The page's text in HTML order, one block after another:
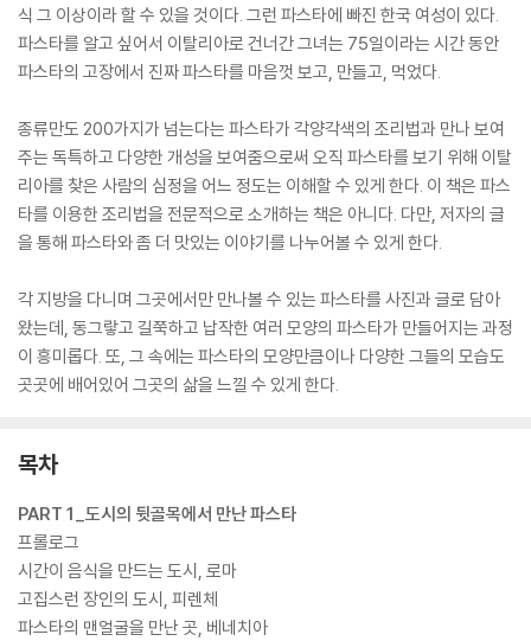
식 그 이상이라 할 수 있을 것이다. 그런 파스타에 빠진 한국 여성이 있다.
파스타를 알고 싶어서 이탈리아로 건너간 그녀는 75일이라는 시간 동안
파스타의 고장에서 진짜 파스타를 마음껏 보고, 만들고, 먹었다.
종류만도 200가지가 넘는다는 파스타가 각양각색의 조리법과 만나 보여
주는 독특하고 다양한 개성을 보여줌으로써 오직 파스타를 보기 위해 이탈
리아를 찾은 사람의 심정을 어느 정도는 이해할 수 있게 한다. 이 책은 파스
타를 이용한 조리법을 전문적으로 소개하는 책은 아니다. 다만, 저자의 글
을 통해 파스타와 좀 더 맛있는 이야기를 나누어볼 수 있게 한다.
각 지방을 다니며 그곳에서만 만나볼 수 있는 파스타를 사진과 글로 담아
왔는데, 동그랗고 길쭉하고 납작한 여러 모양의 파스타가 만들어지는 과정
이 흥미롭다. 또, 그 속에는 파스타의 모양만큼이나 다양한 그들의 모습도
곳곳에 배어있어 그곳의 삶을 느낄 수 있게 한다.
목차
PART 1_도시의 뒷골목에서 만난 파스타
프롤로그
시간이 음식을 만드는 도시, 로마
고집스런 장인의 도시, 피렌체
파스타의 맨얼굴을 만난 곳, 베네치아